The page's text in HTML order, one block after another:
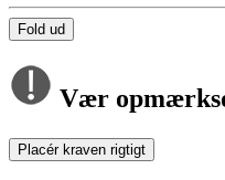
Fold ud
Vær
Placér kraven rigtigt